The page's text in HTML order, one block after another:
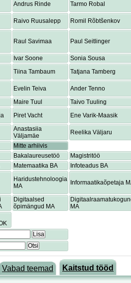
Andrus Rinde Tarmo Robal
Raivo Ruusalepp Romil Rõbtšenkov
Raul Savimaa Paul Seitlinger
Ivar Soone
Sonia Sousa
Tiina Tambaum Tatjana Tamberg
Evelin Teiva
Ander Tenno
Maire Tuul
Taivo Tuuling
Piret Vacht
Ene Varik-Maasik
Anastasiia
Väljamäe
Reelika Väljaru
Mitte arhiivis
Bakalaureusetöö
Magistritöö
Matemaatika BA
Infoteadus BA
Haridustehnoloogia
MA
Informaatikaõpetaja
Digitaalsed
õpimängud MA
MA
Lisa
Otsi
Vabad teemad Kaitstud tööd